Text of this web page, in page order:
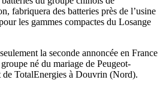
fabriquera des batteries près de l’usine
les gammes compactes du Losange
la seconde annoncée en France
né du mariage de Peugeot-
TotalEnergies à Douvrin (Nord).